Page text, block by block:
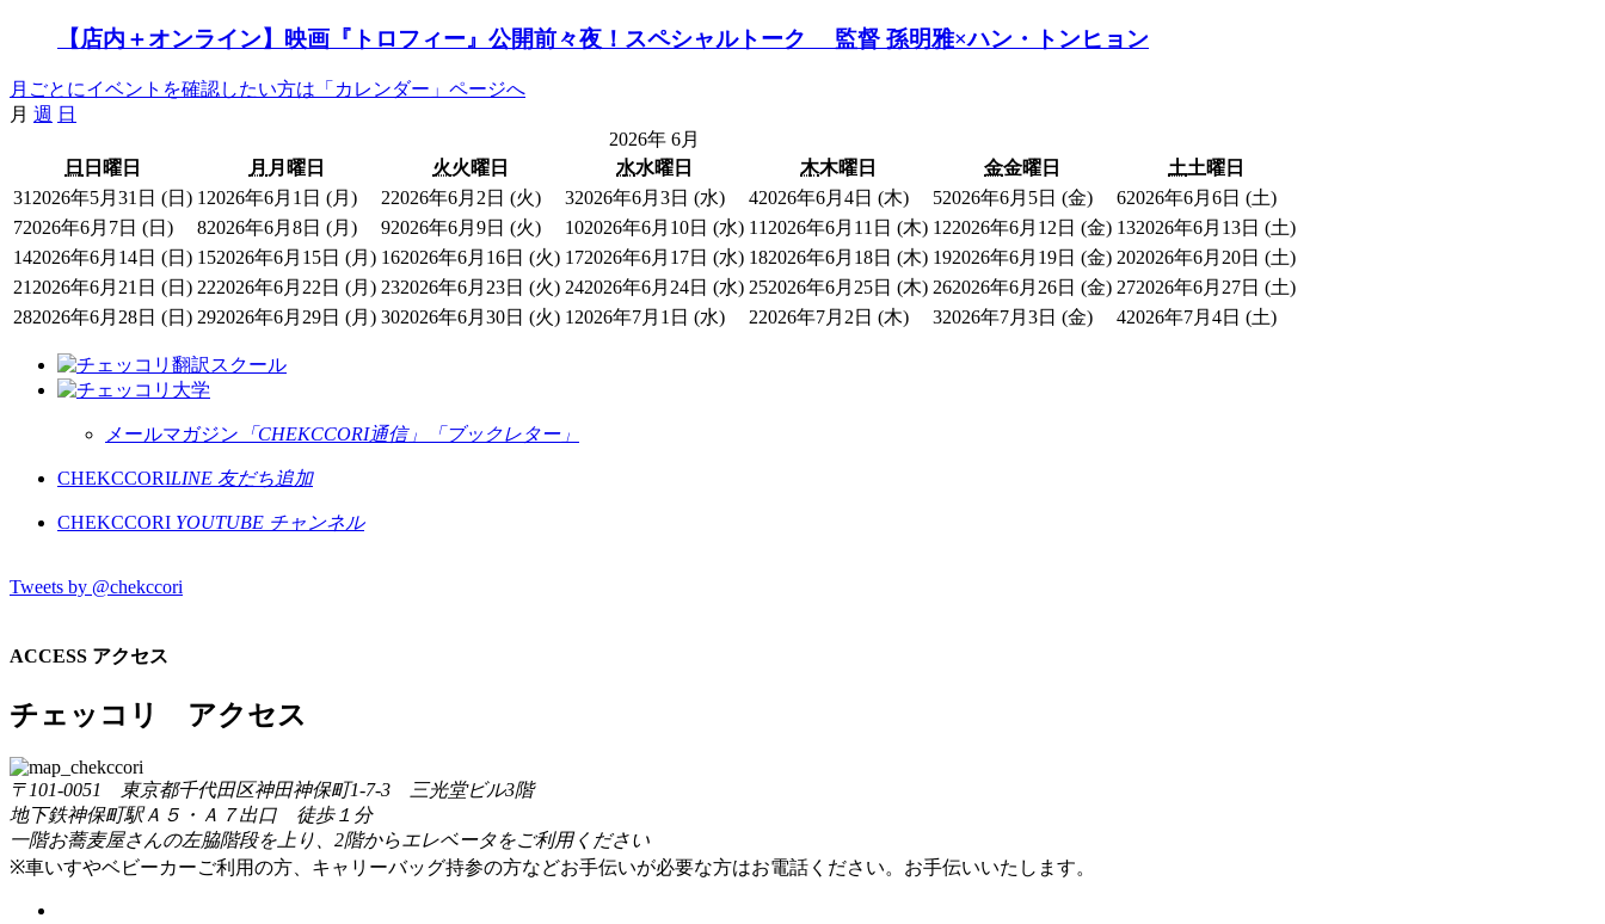
【店内＋オンライン】映画『トロフィー』公開前々夜！スペシャルトーク 監督 孫明雅×ハン・トンヒョン
月ごとにイベントを確認したい方は「カレンダー」ページへ
月 週 日
2026年 6月
日 日曜日 月 月曜日 火火曜日 水水曜日 木木曜日 金金曜日 土土曜日
31 2026年5月31日 (日) 1 2026年6月1日 (月) 22026年6月2日 (火) 32026年6月3日 (水) 42026年6月4日 (木) 52026年6月5日 (金) 62026年6月6日 (土)
72026年6月7日 (日) 82026年6月8日 (月) 92026年6月9日 (火) 102026年6月10日 (水) 11 2026年6月11日 (木) 122026年6月12日 (金) 132026年6月13日 (土)
142026年6月14日 (日) 152026年6月15日 (月) 162026年6月16日 (火) 172026年6月17日 (水) 182026年6月18日 (木) 192026年6月19日 (金) 202026年6月20日 (土)
21 2026年6月21日 (日) 222026年6月22日 (月) 232026年6月23日 (火) 242026年6月24日 (水) 252026年6月25日 (木) 262026年6月26日 (金) 272026年6月27日 (土)
282026年6月28日 (日) 292026年6月29日 (月) 302026年6月30日 (火) 1 2026年7月1日 (水) 22026年7月2日 (木) 32026年7月3日 (金) 42026年7月4日 (土)
メールマガジン 「CHEKCCORI通信」 「ブックレター」
CHEKCCORILINE 友だち追加
CHEKCCORI YOUTUBE チャンネル
Tweets by @chekccori
ACCESS アクセス
チェッコリ アクセス
〒101-0051 東京都千代田区神田神保町1-7-3 三光堂ビル3階
地下鉄神保町駅Ａ５・Ａ７出口 徒歩１分
一階お蕎麦屋さんの左脇階段を上り、2階からエレベータをご利用ください
※車いすやベビーカーご利用の方、キャリーバッグ持参の方などお手伝いが必要な方はお電話ください。お手伝いいたします。